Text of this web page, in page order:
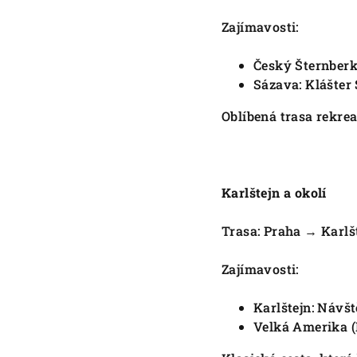
Zajímavosti:
Český
Sázava:
Oblíbená trasa
Karlštejn a okolí
Trasa: Praha →
Zajímavosti:
Karlštejn:
Velká Amerika